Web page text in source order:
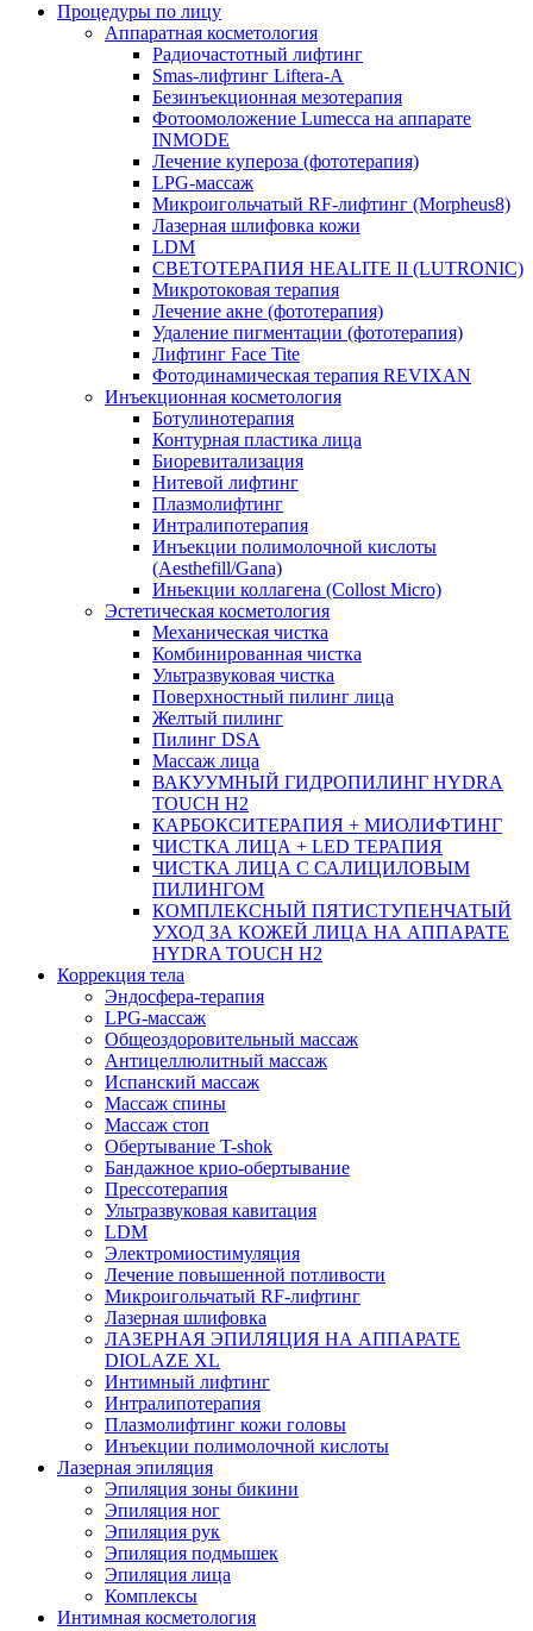
Процедуры по лицу
Аппаратная косметология
Радиочастотный лифтинг
Smas-лифтинг Liftera-A
Безинъекционная мезотерапия
Фотоомоложение Lumecca на аппарате
INMODE
Лечение купероза (фототерапия)
LPG-массаж
Микроигольчатый RF-лифтинг (Morpheus8)
Лазерная шлифовка кожи
LDM
СВЕТОТЕРАПИЯ HEALITE II (LUTRONIC)
Микротоковая терапия
Лечение акне (фототерапия)
Удаление пигментации (фототерапия)
Лифтинг Face Tite
Фотодинамическая терапия REVIXAN
Инъекционная косметология
Ботулинотерапия
Контурная пластика лица
Биоревитализация
Нитевой лифтинг
Плазмолифтинг
Интралипотерапия
Инъекции полимолочной кислоты
(Aesthefill/Gana)
Иньекции коллагена (Collost Micro)
Эстетическая косметология
Механическая чистка
Комбинированная чистка
Ультразвуковая чистка
Поверхностный пилинг лица
Желтый пилинг
Пилинг DSA
Массаж лица
ВАКУУМНЫЙ ГИДРОПИЛИНГ HYDRA
TOUCH H2
КАРБОКСИТЕРАПИЯ + МИОЛИФТИНГ
ЧИСТКА ЛИЦА + LED ТЕРАПИЯ
ЧИСТКА ЛИЦА С САЛИЦИЛОВЫМ
ПИЛИНГОМ
КОМПЛЕКСНЫЙ ПЯТИСТУПЕНЧАТЫЙ
УХОД ЗА КОЖЕЙ ЛИЦА НА АППАРАТЕ
HYDRA TOUCH H2
Коррекция тела
Эндосфера-терапия
LPG-массаж
Общеоздоровительный массаж
Антицеллюлитный массаж
Испанский массаж
Массаж спины
Массаж стоп
Обертывание T-shok
Бандажное крио-обертывание
Прессотерапия
Ультразвуковая кавитация
LDM
Электромиостимуляция
Лечение повышенной потливости
Микроигольчатый RF-лифтинг
Лазерная шлифовка
ЛАЗЕРНАЯ ЭПИЛЯЦИЯ НА АППАРАТЕ
DIOLAZE XL
Интимный лифтинг
Интралипотерапия
Плазмолифтинг кожи головы
Инъекции полимолочной кислоты
Лазерная эпиляция
Эпиляция зоны бикини
Эпиляция ног
Эпиляция рук
Эпиляция подмышек
Эпиляция лица
Комплексы
Интимная косметология